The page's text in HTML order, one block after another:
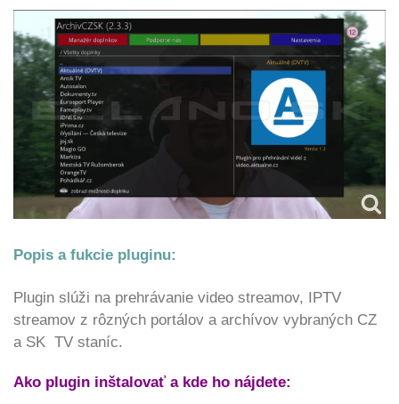
Popis a fukcie pluginu:
Plugin slúži na prehrávanie video streamov, IPTV
streamov z rôzných portálov a archívov vybraných CZ
a SK TV staníc.
Ako plugin inštalovať a kde ho nájdete: